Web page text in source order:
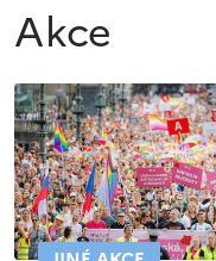
Akce